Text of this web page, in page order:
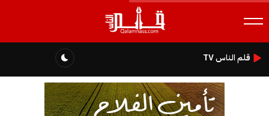
قلم الناس TV